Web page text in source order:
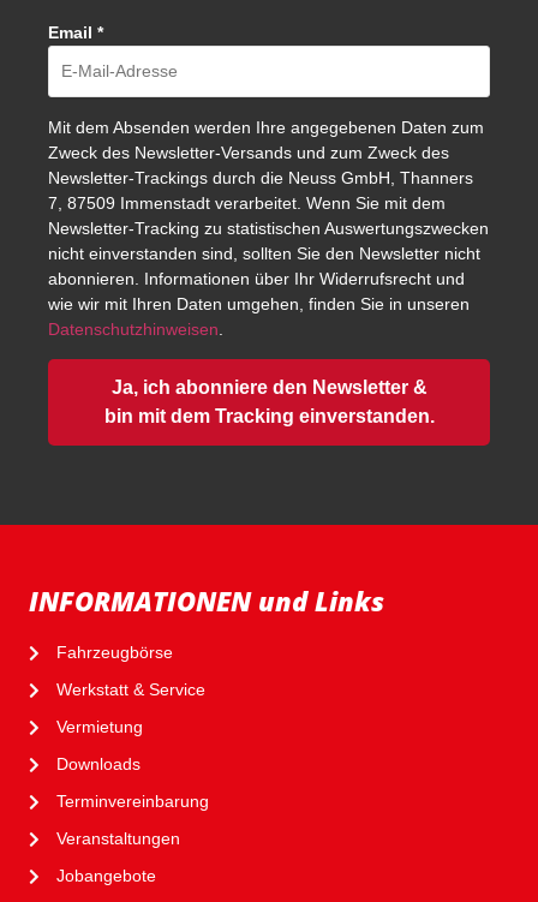
Email *
Mit dem Absenden werden Ihre angegebenen Daten zum
Zweck des Newsletter-Versands und zum Zweck des
Newsletter-Trackings durch die Neuss GmbH, Thanners
7, 87509 Immenstadt verarbeitet. Wenn Sie mit dem
Newsletter-Tracking zu statistischen Auswertungszwecken
nicht einverstanden sind, sollten Sie den Newsletter nicht
abonnieren. Informationen über Ihr Widerrufsrecht und
wie wir mit Ihren Daten umgehen, finden Sie in unseren
Datenschutzhinweisen
Ja, ich abonniere den Newsletter &
bin mit dem Tracking einverstanden.
INFORMATIONEN und Links
Fahrzeugbörse
Werkstatt & Service
Vermietung
Downloads
Terminvereinbarung
Veranstaltungen
Jobangebote